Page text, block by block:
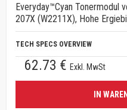
Everyday™Cyan Tonermodul
207X (W2211X), Hohe
TECH SPECS OVERVIEW
62.73 € Exkl. MwSt
IN